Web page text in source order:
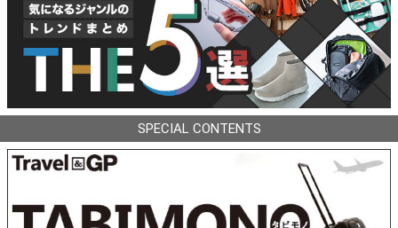
SPECIAL CONTENTS